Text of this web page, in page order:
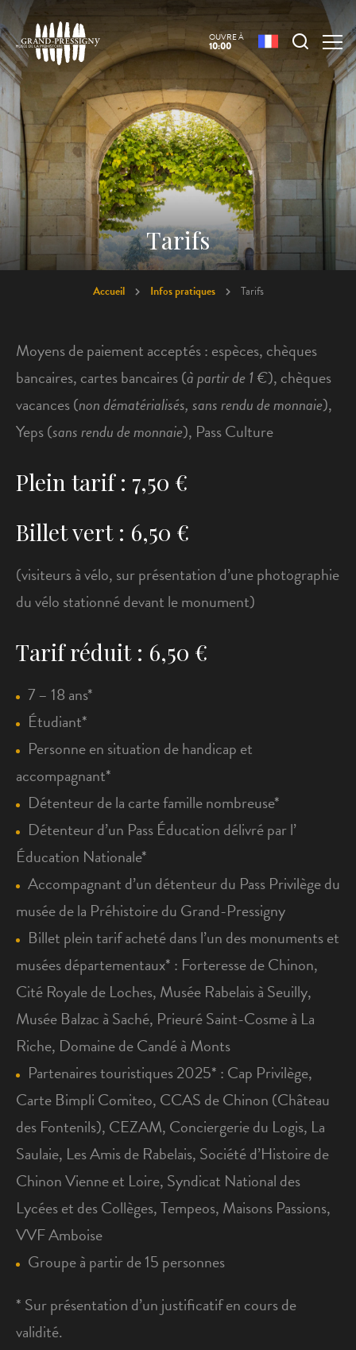
OUVRE À
10:00
Tarifs
Accueil Infos pratiques Tarifs
Moyens de paiement acceptés : espèces, chèques
bancaires, cartes bancaires (à partir de 1 €), chèques
vacances (non dématérialisés, sans rendu de monnaie),
Yeps (sans rendu de monnaie), Pass Culture
Plein tarif : 7,50 €
Billet vert : 6,50 €
(visiteurs à vélo, sur présentation d’une photographie
du vélo stationné devant le monument)
Tarif réduit : 6,50 €
7 – 18 ans*
Étudiant*
Personne en situation de handicap et
accompagnant*
Détenteur de la carte famille nombreuse*
Détenteur d’un Pass Éducation délivré par l’
Éducation Nationale*
Accompagnant d’un détenteur du Pass Privilège du
musée de la Préhistoire du Grand-Pressigny
Billet plein tarif acheté dans l’un des monuments et
musées départementaux* : Forteresse de Chinon,
Cité Royale de Loches, Musée Rabelais à Seuilly,
Musée Balzac à Saché, Prieuré Saint-Cosme à La
Riche, Domaine de Candé à Monts
Partenaires touristiques 2025* : Cap Privilège,
Carte Bimpli Comiteo, CCAS de Chinon (Château
des Fontenils), CEZAM, Conciergerie du Logis, La
Saulaie, Les Amis de Rabelais, Société d’Histoire de
Chinon Vienne et Loire, Syndicat National des
Lycées et des Collèges, Tempeos, Maisons Passions,
VVF Amboise
Groupe à partir de 15 personnes
* Sur présentation d’un justificatif en cours de
validité.